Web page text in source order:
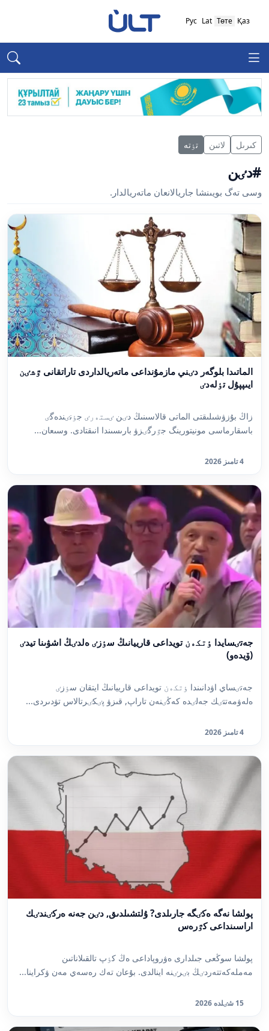
Қаз
Төте
Lat
Рус
كىرىل لاتىن تٶتە
#دٸن
وسى تەگ بويىنشا جاريالانعان ماتەريالدار.
الماتىدا بلوگەر دٸني مازمۇنداعى ماتەريالداردى تاراتقانى ٷشٸن
ايىپپۇل تٶلەدٸ
زاڭ بۇزۋشىلىقتى الماتى قالاسىنىڭ دٸن ٸستەرٸ جٶنٸندەگٸ
باسقارماسى مونيتورينگ جٷرگٸزۋ بارىسىندا انىقتادى. وسىعان...
4 تامىز 2026
جەتٸسايدا ٶتكەن تويداعى قارييانىڭ سٶزٸ ەلدٸڭ اشۋىنا تيدٸ
(ۆيدەو)
جەتٸساي اۋدانىندا ٶتكەن تويداعى قارييانىڭ ايتقان سٶزٸ
ەلەۋمەتتٸك جەلٸدە كەڭٸنەن تاراپ, قىزۋ پٸكٸرتالاس تۋدىردى...
4 تامىز 2026
پولشا نەگە ەكٸگە جارىلدى? ۇلتشىلدىق, دٸن جەنە ەركٸندٸك
اراسىنداعى كٷرەس
پولشا سوڭعى جىلدارى ەۋروپاداعى ەڭ كٶپ تالقىلاناتىن
مەملەكەتتەردٸڭ بٸرٸنە اينالدى. بۇعان تەك رەسەي مەن ۋكراينا...
15 شٸلدە 2026